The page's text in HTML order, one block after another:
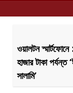
ওয়ালটন
হাজার টাকা পর্যন্ত
সালামি’